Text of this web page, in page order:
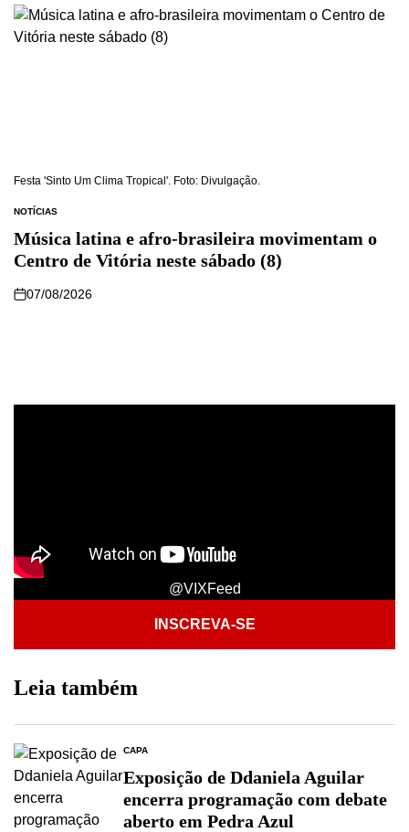
Festa 'Sinto Um Clima Tropical'. Foto: Divulgação.
NOTÍCIAS
Música latina e afro-brasileira movimentam o
Centro de Vitória neste sábado (8)
07/08/2026
@VIXFeed
INSCREVA-SE
Leia também
CAPA
Exposição de Ddaniela Aguilar
encerra programação com debate
aberto em Pedra Azul